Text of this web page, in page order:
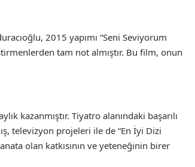
2015 yapımı “Seni Seviyorum
tam not almıştır. Bu film, onun
kazanmıştır. Tiyatro alanındaki başarılı
televizyon projeleri ile de “En İyi Dizi
olan katkısının ve yeteneğinin birer